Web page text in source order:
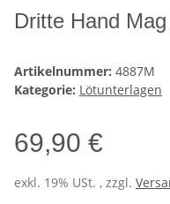
Dritte Hand
Artikelnummer: 4887M
Kategorie: Lötunterlagen
69,90 €
exkl. 19% USt. , zzgl.